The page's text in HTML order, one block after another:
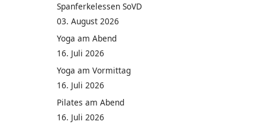
Spanferkelessen SoVD
03. August 2026
Yoga am Abend
16. Juli 2026
Yoga am Vormittag
16. Juli 2026
Pilates am Abend
16. Juli 2026